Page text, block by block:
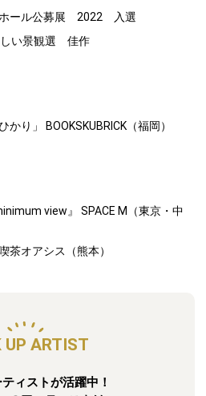
ホール公募展 2022 入選
しい景観選 佳作
かり」 BOOKSKUBRICK（福岡）
view』 SPACE M（東京・中
オアシス（熊本）
UP ARTIST
ィストが活躍中！